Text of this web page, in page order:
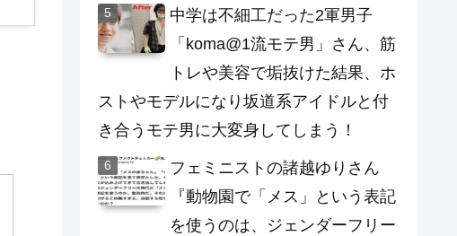
中学は不細工だった2軍男子
「koma@1流モテ男」さん、筋
トレや美容で垢抜けた結果、ホ
ストやモデルになり坂道系アイドルと付
き合うモテ男に大変身してしまう！
フェミニストの諸越ゆりさん
『動物園で「メス」という表記
を使うのは、ジェンダーフリー